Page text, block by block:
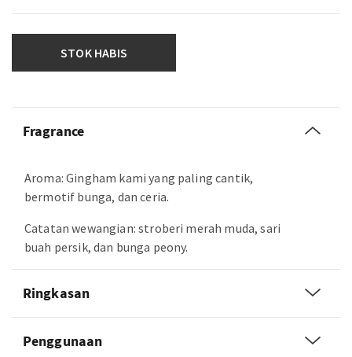
STOK HABIS
Fragrance
Aroma: Gingham kami yang paling cantik,
bermotif bunga, dan ceria.
Catatan wewangian: stroberi merah muda, sari
buah persik, dan bunga peony.
Ringkasan
Penggunaan